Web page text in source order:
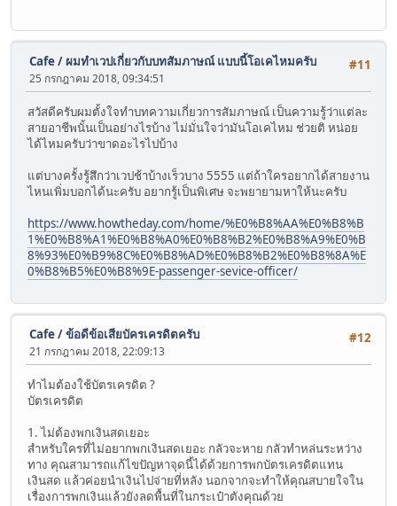
#11
Cafe/ผมทำเวปเกี่ยวกับบทสัมภาษณ์ แบบนี้โอเคไหมครับ
25 กรกฎาคม 2018, 09:34:51
สวัสดีครับผมตั้งใจทำบทความเกี่ยวการสัมภาษณ์ เป็นความรู้ว่าแต่ละ
สายอาชีพนั้นเป็นอย่างไรบ้าง ไม่มั่นใจว่ามันโอเคไหม ช่วยติ หน่อย
ได้ไหมครับว่าขาดอะไรไปบ้าง
แต่บางครั้งรู้สึกว่าเวปช้าบ้างเร็วบาง 5555 แต่ถ้าใครอยากได้สายงาน
ไหนเพิ่มบอกได้นะครับ อยากรู้เป็นพิเศษ จะพยายามหาให้นะครับ
https://www.howtheday.com/home/%E0%B8%AA%E0%B8%B
1%E0%B8%A1%E0%B8%A0%E0%B8%B2%E0%B8%A9%E0%B
8%93%E0%B9%8C%E0%B8%AD%E0%B8%B2%E0%B8%8A%E
0%B8%B5%E0%B8%9E-passenger-sevice-officer/
#12
Cafe/ข้อดีข้อเสียบัครเครดิตครับ
21 กรกฎาคม 2018, 22:09:13
ทำไมต้องใช้บัตรเครดิต ?
บัตรเครดิต
1. ไม่ต้องพกเงินสดเยอะ
สำหรับใครที่ไม่อยากพกเงินสดเยอะ กลัวจะหาย กลัวทำหล่นระหว่าง
ทาง คุณสามารถแก้ไขปัญหาจุดนี้ได้ด้วยการพกบัตรเครดิตแทน
เงินสด แล้วค่อยนำเงินไปจ่ายที่หลัง นอกจากจะทำให้คุณสบายใจใน
เรื่องการพกเงินแล้วยังลดพื้นที่ในกระเป๋าตังคุณด้วย